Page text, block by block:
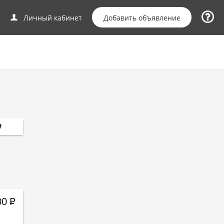
Личный кабинет Добавить объявление
Р